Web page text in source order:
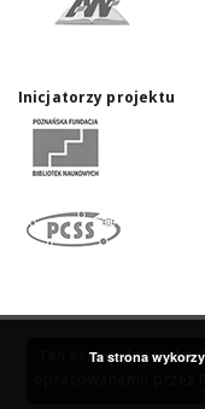
Inicjatorzy projektu
Ten serwis działa
Ta strona